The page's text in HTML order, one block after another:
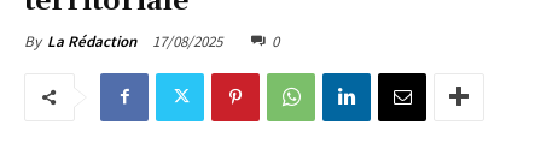
By La Rédaction 17/08/2025 0